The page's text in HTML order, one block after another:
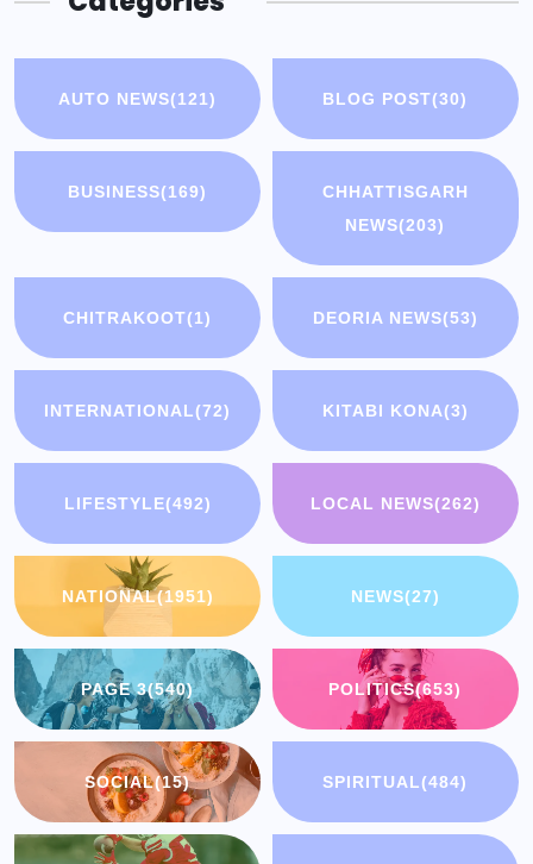
AUTO NEWS(121) BLOG POST(30)
BUSINESS(169)
CHHATTISGARH
NEWS(203)
CHITRAKOOT(1) DEORIA NEWS(53)
INTERNATIONAL(72) KITABI KONA(3)
LIFESTYLE(492) LOCAL NEWS(262)
NATIONAL(1951) NEWS(27)
PAGE 3(540) POLITICS(653)
SOCIAL(15) SPIRITUAL(484)